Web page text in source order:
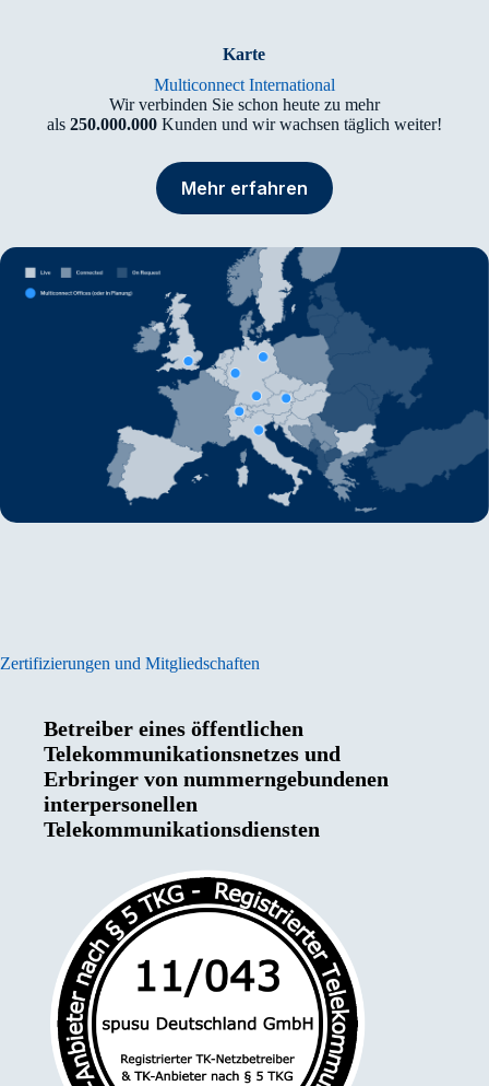
Karte
Multiconnect International
Wir verbinden Sie schon heute zu mehr
als 250.000.000Kunden und wir wachsen täglich weiter!
Mehr erfahren
Zertifizierungen und Mitgliedschaften
Betreiber eines öffentlichen
Telekommunikationsnetzes und
Erbringer von nummerngebundenen
interpersonellen
Telekommunikationsdiensten